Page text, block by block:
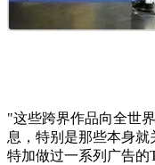
"这些跨界作品向全世
息，特别是那些本身
特加做过一系列广告的